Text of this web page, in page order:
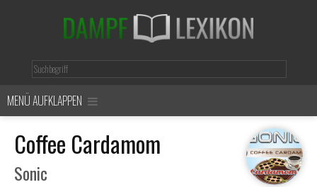
MENÜ AUFKLAPPEN
Coffee Cardamom
Sonic